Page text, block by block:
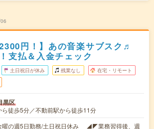
円！】あの音楽サブスク♬
支払＆入金チェック
土日祝日が休み 残業なし 在宅・リモート
黒区
ら徒歩5分／不動前駅から徒歩11分
曜の週5日勤務/土日祝日休み ◢◤業務習得後、週